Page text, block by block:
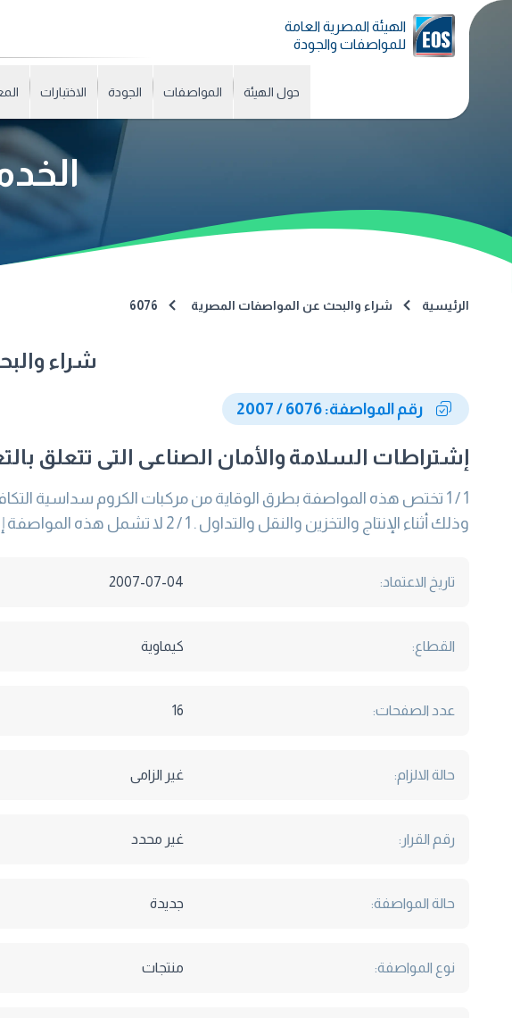
الهيئة المصرية العامة
للمواصفات والجودة
حول الهيئة المواصفات الجودة الاختبارات
الرئيسية شراء والبحث عن المواصفات المصرية 6076
شراء
رقم المواصفة: 6076 / 2007
إشتراطات السلامة والأمان الصناعى التى تتعلق
وذلك أثناء الإنتاج والتخزين والنقل والتداول . 1 / 2 لا تشمل هذه المواصفة إستخدام أملاح الكروما
تاريخ الاعتماد: 2007-07-04
القطاع: كيماوية
عدد الصفحات: 16
حالة الالزام: غير الزامى
رقم القرار: غير محدد
حالة المواصفة: جديدة
نوع المواصفة: منتجات